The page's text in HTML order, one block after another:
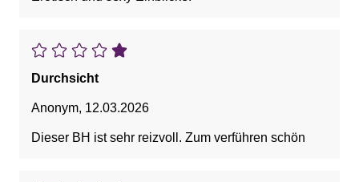
Durchsicht
Anonym, 12.03.2026
Dieser BH ist sehr reizvoll. Zum verführen schön